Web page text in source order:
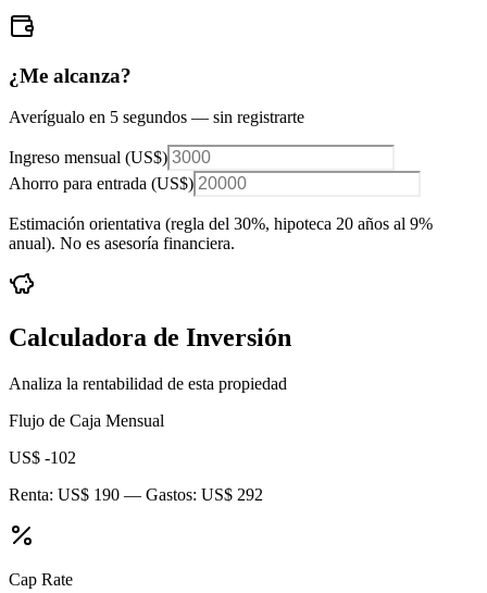
¿Me alcanza?
Averígualo en 5 segundos — sin registrarte
Ingreso mensual (US$)
Ahorro para entrada (US$)
Estimación orientativa (regla del 30%, hipoteca 20 años al 9%
anual). No es asesoría financiera.
Calculadora de Inversión
Analiza la rentabilidad de esta propiedad
Flujo de Caja Mensual
US$ -102
Renta: US$ 190 — Gastos: US$ 292
Cap Rate